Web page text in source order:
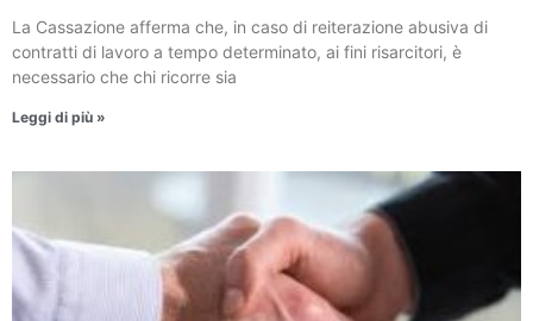
La Cassazione afferma che, in caso di reiterazione abusiva di
contratti di lavoro a tempo determinato, ai fini risarcitori, è
necessario che chi ricorre sia
Leggi di più »